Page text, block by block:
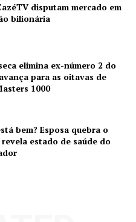
disputam mercado em
bilionária
elimina ex-número 2 do
para as oitavas de
1000
bem? Esposa quebra o
estado de saúde do